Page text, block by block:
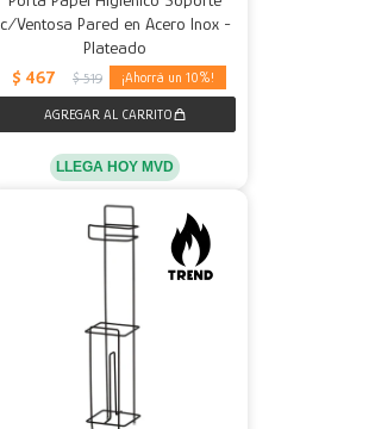
c/Ventosa Pared en Acero Inox -
Plateado
$ 467 $ 519 10
LLEGA HOY MVD